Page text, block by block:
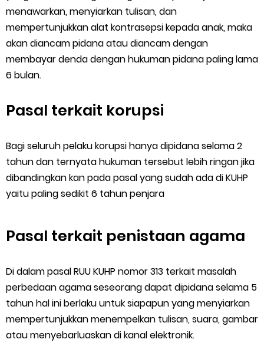
menawarkan, menyiarkan tulisan, dan
mempertunjukkan alat kontrasepsi kepada anak, maka
akan diancam pidana atau diancam dengan
membayar denda dengan hukuman pidana paling lama
6 bulan.
Pasal terkait korupsi
Bagi seluruh pelaku korupsi hanya dipidana selama 2
tahun dan ternyata hukuman tersebut lebih ringan jika
dibandingkan kan pada pasal yang sudah ada di KUHP
yaitu paling sedikit 6 tahun penjara
Pasal terkait penistaan agama
Di dalam pasal RUU KUHP nomor 313 terkait masalah
perbedaan agama seseorang dapat dipidana selama 5
tahun hal ini berlaku untuk siapapun yang menyiarkan
mempertunjukkan menempelkan tulisan, suara, gambar
atau menyebarluaskan di kanal elektronik.